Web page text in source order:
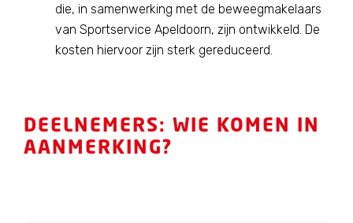
die, in samenwerking met de beweegmakelaars
van Sportservice Apeldoorn, zijn ontwikkeld. De
kosten hiervoor zijn sterk gereduceerd.
DEELNEMERS: WIE KOMEN IN
AANMERKING?